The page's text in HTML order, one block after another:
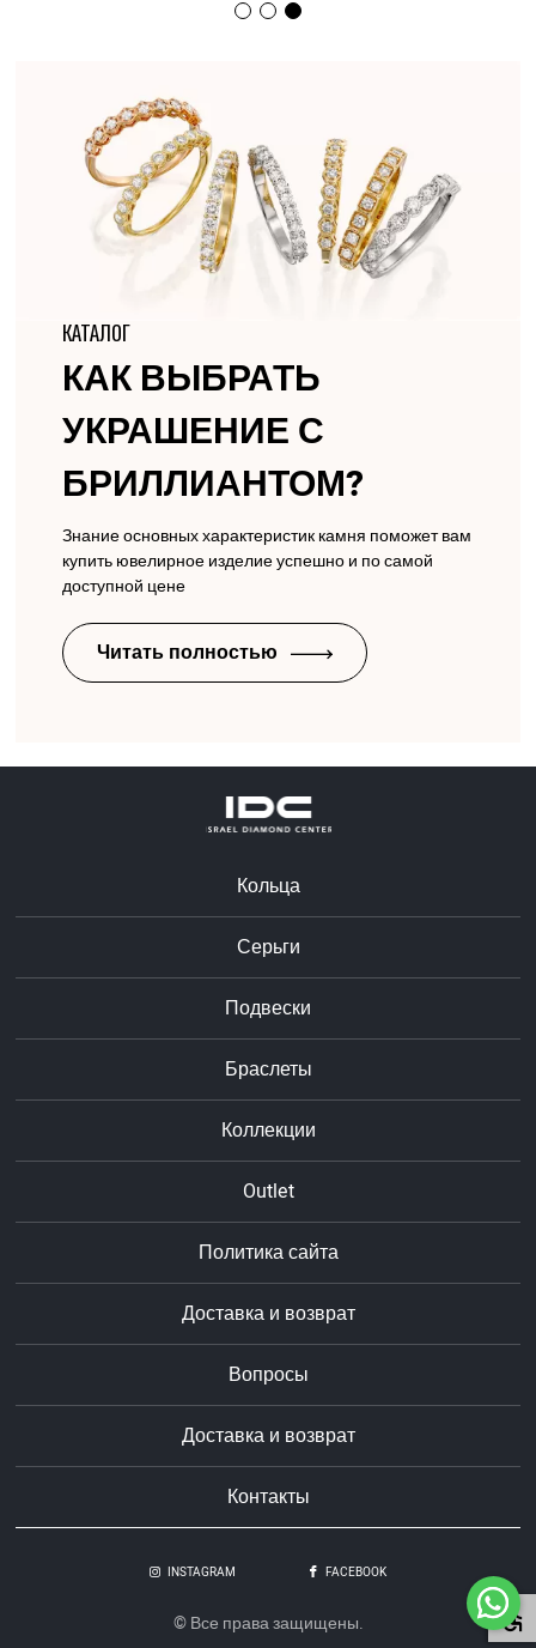
КАТАЛОГ
КАК ВЫБРАТЬ
УКРАШЕНИЕ С
БРИЛЛИАНТОМ?
Знание основных характеристик камня поможет вам
купить ювелирное изделие успешно и по самой
доступной цене
Читать полностью
Кольца
Серьги
Подвески
Браслеты
Коллекции
Outlet
Политика сайта
Доставка и возврат
Вопросы
Доставка и возврат
Контакты
© Все права защищены.
INSTAGRAM FACEBOOK